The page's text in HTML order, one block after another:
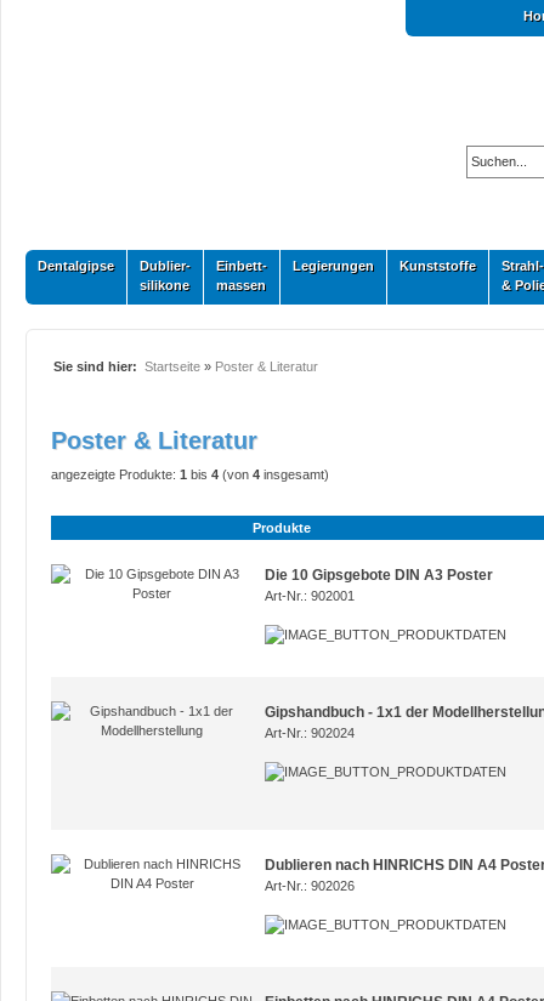
Dentalgipse
Dublier-
silikone
Einbett-
massen
Legierungen Kunststoffe
Strahl-
&
Sie sind hier: Startseite » Poster & Literatur
Poster & Literatur
angezeigte Produkte: 1 bis 4 (von 4 insgesamt)
Produkte
Die 10 Gipsgebote DIN A3 Poster
Art-Nr.: 902001
Gipshandbuch - 1x1 der
Art-Nr.: 902024
Dublieren nach HINRICHS DIN A4
Art-Nr.: 902026